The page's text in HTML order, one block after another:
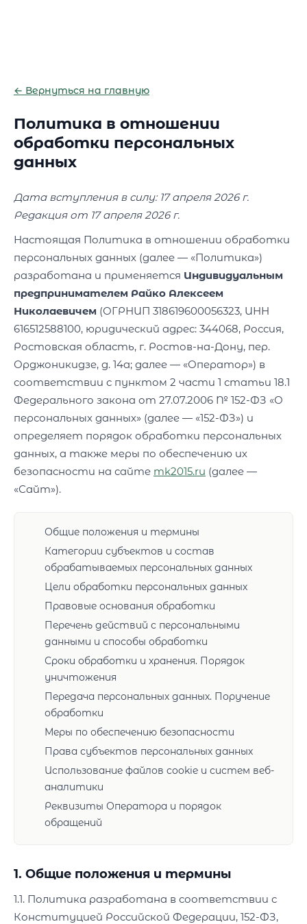
← Вернуться на главную
Политика в отношении
обработки персональных
данных
Дата вступления в силу: 17 апреля 2026 г.
Редакция от 17 апреля 2026 г.
Настоящая Политика в отношении обработки
персональных данных (далее — «Политика»)
разработана и применяется Индивидуальным
предпринимателем Райко Алексеем
Николаевичем (ОГРНИП 318619600056323, ИНН
616512588100, юридический адрес: 344068, Россия,
Ростовская область, г. Ростов-на-Дону, пер.
Орджоникидзе, д. 14а; далее — «Оператор») в
соответствии с пунктом 2 части 1 статьи 18.1
Федерального закона от 27.07.2006 № 152-ФЗ «О
персональных данных» (далее — «152-ФЗ») и
определяет порядок обработки персональных
данных, а также меры по обеспечению их
безопасности на сайте mk2015.ru (далее —
«Сайт»).
Общие положения и термины
Категории субъектов и состав
обрабатываемых персональных данных
Цели обработки персональных данных
Правовые основания обработки
Перечень действий с персональными
данными и способы обработки
Сроки обработки и хранения. Порядок
уничтожения
Передача персональных данных. Поручение
обработки
Меры по обеспечению безопасности
Права субъектов персональных данных
Использование файлов cookie и систем веб-
аналитики
Реквизиты Оператора и порядок
обращений
1. Общие положения и термины
1.1. Политика разработана в соответствии с
Конституцией Российской Федерации, 152-ФЗ,